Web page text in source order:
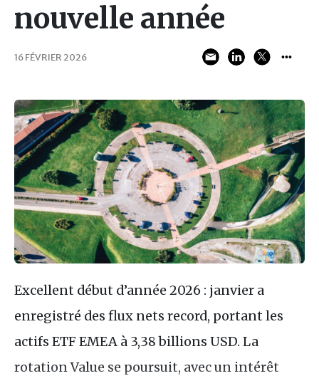
nouvelle année
16 FÉVRIER 2026
Excellent début d’année 2026 : janvier a
enregistré des flux nets record, portant les
actifs ETF EMEA à 3,38 billions USD. La
rotation Value se poursuit, avec un intérêt